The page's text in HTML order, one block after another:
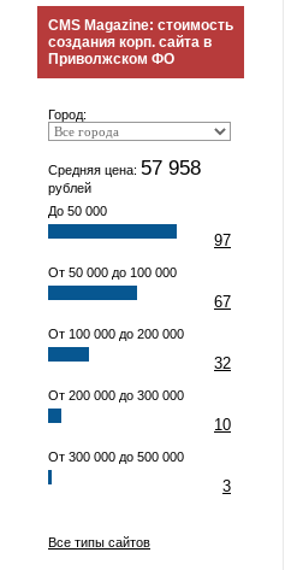
CMS Magazine: стоимость
создания корп. сайта в
Приволжском ФО
Город:
Средняя цена: 57 958
рублей
До 50 000
97
От 50 000 до 100 000
67
От 100 000 до 200 000
32
От 200 000 до 300 000
10
От 300 000 до 500 000
3
Все типы сайтов